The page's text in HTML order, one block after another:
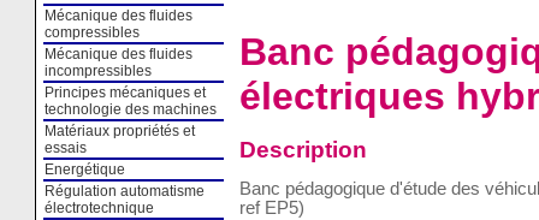
Mécanique des fluides
compressibles
Mécanique des fluides
incompressibles
Principes mécaniques et
technologie des machines
Matériaux propriétés et
essais
Energétique
Régulation automatisme
électrotechnique
Banc
électriques
Description
Banc pédagogique d'étude des
ref EP5)